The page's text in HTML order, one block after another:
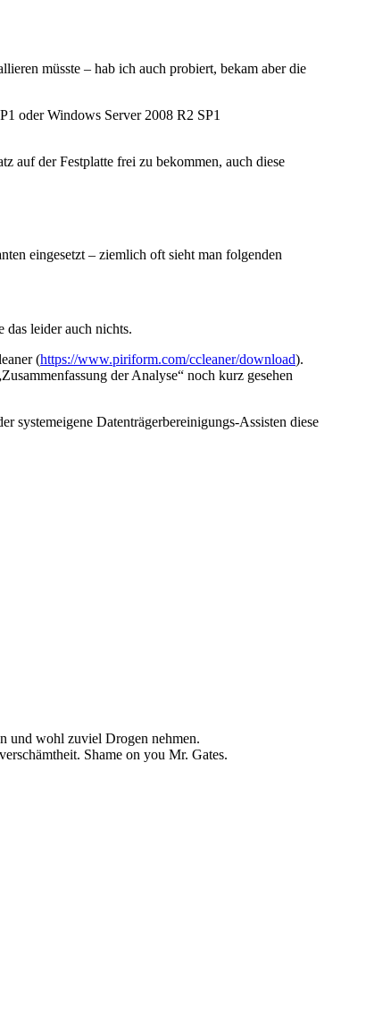
müsste – hab ich auch probiert, bekam aber die
oder Windows Server 2008 R2 SP1
auf der Festplatte frei zu bekommen, auch diese
eingesetzt – ziemlich oft sieht man folgenden
das leider auch nichts.
(https://www.piriform.com/ccleaner/download).
der Analyse“ noch kurz gesehen
systemeigene Datenträgerbereinigungs-Assisten diese
und wohl zuviel Drogen nehmen.
Shame on you Mr. Gates.